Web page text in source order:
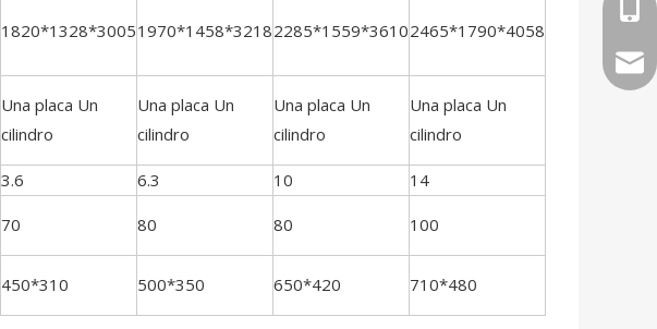
1820*1328*30051970*1458*32182285*1559*36102465*1790*4058
Una placa Un
cilindro
Una placa Un
cilindro
Una placa Un
cilindro
Una placa Un
cilindro
3.6 6.3 10 14
70 80 80 100
450*310 500*350 650*420 710*480